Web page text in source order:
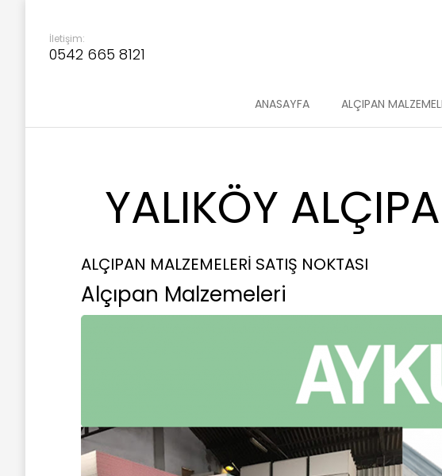
İletişim:
0542 665 8121
ANASAYFA ALÇIPAN
YALIKÖY
ALÇIPAN MALZEMELERİ SATIŞ NOKTASI
Alçıpan Malzemeleri